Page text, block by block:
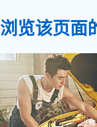
浏览该页面